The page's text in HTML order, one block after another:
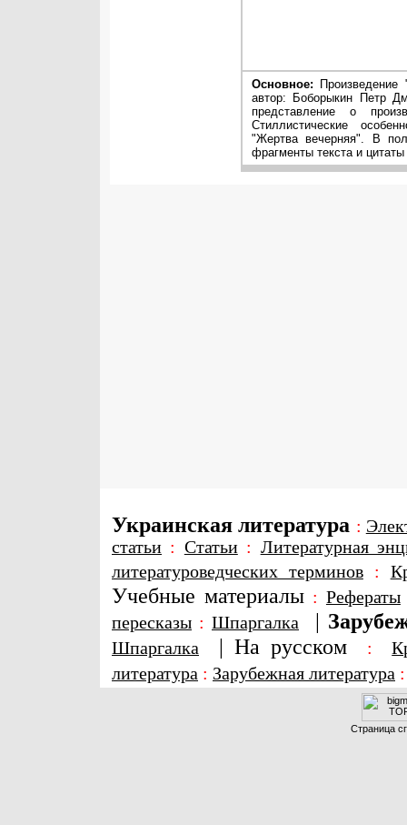
Основное:
Произведение
автор: Боборыкин Петр
представление о
Стиллистические
"Жертва вечерняя". В
фрагменты текста и цитаты
Украинская литература :
статьи : Статьи: Литературная
литературоведческих терминов:
Учебные материалы : Рефераты
пересказы : Шпаргалка |
Шпаргалка | На русском :
литература : Зарубежная литература
Страница